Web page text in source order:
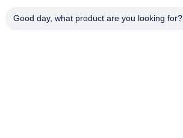
Good day, what product are you looking for?